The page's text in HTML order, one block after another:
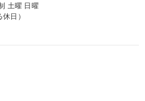
土曜 日曜
日）